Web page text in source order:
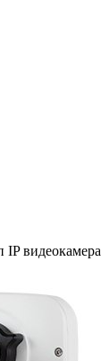
видеокамера